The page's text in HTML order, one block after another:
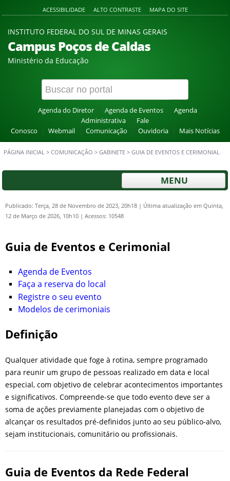
ACESSIBILIDADE ALTO CONTRASTE MAPA DO SITE
INSTITUTO FEDERAL DO SUL DE MINAS GERAIS
Campus Poços de Caldas
Ministério da Educação
Agenda do Diretor Agenda de Eventos
Agenda
Administrativa
Fale
Conosco
Webmail Comunicação Ouvidoria Mais Notícias
PÁGINA INICIAL > COMUNICAÇÃO > GABINETE > GUIA DE EVENTOS E CERIMONIAL
MENU
Publicado: Terça, 28 de Novembro de 2023, 20h18 | Última atualização em Quinta,
12 de Março de 2026, 10h10 | Acessos: 10548
Guia de Eventos e Cerimonial
Agenda de Eventos
Faça a reserva do local
Registre o seu evento
Modelos de cerimoniais
Definição
Qualquer atividade que foge à rotina, sempre programado
para reunir um grupo de pessoas realizado em data e local
especial, com objetivo de celebrar acontecimentos importantes
e significativos. Compreende-se que todo evento deve ser a
soma de ações previamente planejadas com o objetivo de
alcançar os resultados pré-definidos junto ao seu público-alvo,
sejam institucionais, comunitário ou profissionais.
Guia de Eventos da Rede Federal